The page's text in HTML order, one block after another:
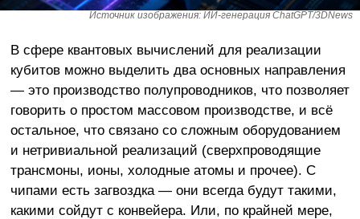
Источник изображения: ИИ-генерация ChatGPT/3DNews
В сфере квантовых вычислений для реализации
кубитов можно выделить два основных направления
— это производство полупроводников, что позволяет
говорить о простом массовом производстве, и всё
остальное, что связано со сложным оборудованием
и нетривиальной реализаций (сверхпроводящие
трансмоны, ионы, холодные атомы и прочее). С
чипами есть загвоздка — они всегда будут такими,
какими сойдут с конвейера. Или, по крайней мере,